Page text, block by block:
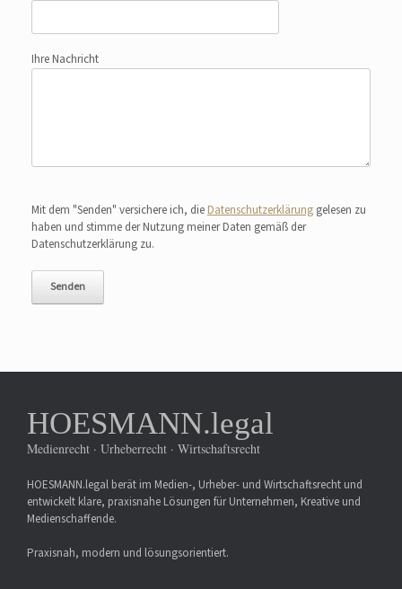
Ihre Nachricht
Mit dem "Senden" versichere ich, die Datenschutzerklärung gelesen zu
haben und stimme der Nutzung meiner Daten gemäß der
Datenschutzerklärung zu.
HOESMANN.legal
Medienrecht · Urheberrecht · Wirtschaftsrecht
HOESMANN.legal berät im Medien-, Urheber- und Wirtschaftsrecht und
entwickelt klare, praxisnahe Lösungen für Unternehmen, Kreative und
Medienschaffende.
Praxisnah, modern und lösungsorientiert.